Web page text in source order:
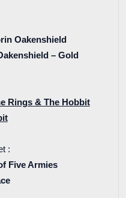
Oakenshield
– Gold
Rings & The Hobbit
:
Five Armies